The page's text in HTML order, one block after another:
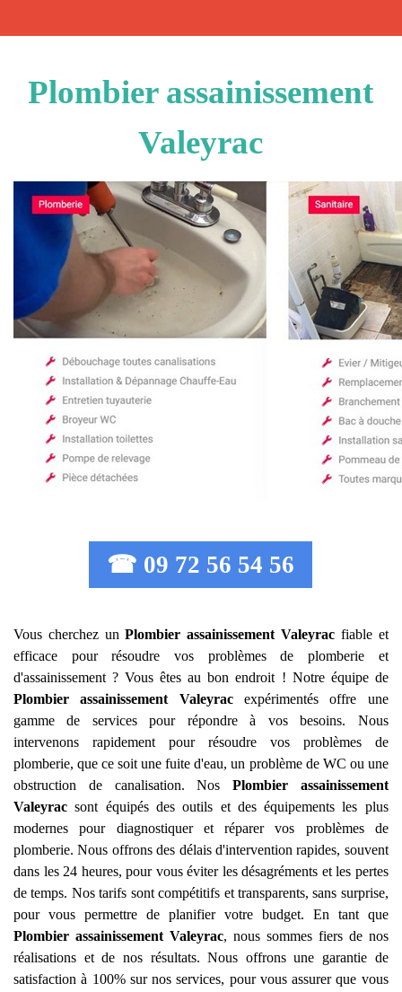
Plombier assainissement
Valeyrac
☎ 09 72 56 54 56
Vous cherchez unPlombier assainissement Valeyrac fiable et
efficace pour résoudre vos problèmes de plomberie et
d'assainissement ? Vous êtes au bon endroit ! Notre équipe de
Plombier assainissement
Valeyracexpérimentés offre une
gamme de services pour répondre à vos besoins. Nous
intervenons rapidement pour résoudre vos problèmes de
plomberie, que ce soit une fuite d'eau, un problème de WC ou une
obstruction de canalisation. Nos Plombier assainissement
Valeyrac sont équipés des outils et des équipements les plus
modernes pour diagnostiquer et réparer vos problèmes de
plomberie. Nous offrons des délais d'intervention rapides, souvent
dans les 24 heures, pour vous éviter les désagréments et les pertes
de temps. Nos tarifs sont compétitifs et transparents, sans surprise,
pour vous permettre de planifier votre budget. En tant que
Plombier assainissement Valeyrac, nous sommes fiers de nos
réalisations et de nos résultats. Nous offrons une garantie de
satisfaction à 100% sur nos services, pour vous assurer que vous